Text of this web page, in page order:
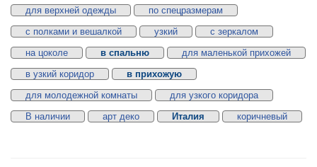
для верхней одежды
по спецразмерам
с полками и вешалкой
узкий
с зеркалом
на цоколе
в спальню
для маленькой прихожей
в узкий коридор
в прихожую
для молодежной комнаты
для узкого коридора
В наличии
арт деко Италия коричневый